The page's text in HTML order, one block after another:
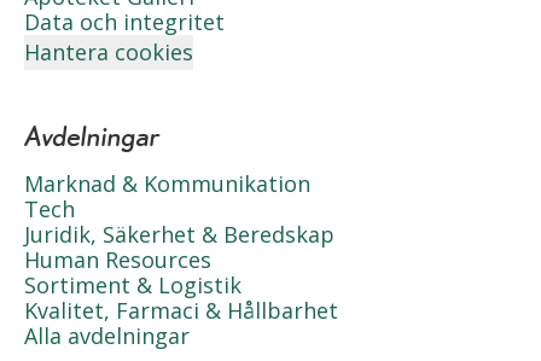
Data och integritet
Hantera cookies
Avdelningar
Marknad & Kommunikation
Tech
Juridik, Säkerhet & Beredskap
Human Resources
Sortiment & Logistik
Kvalitet, Farmaci & Hållbarhet
Alla avdelningar